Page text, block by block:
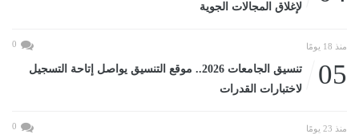
لإغلاق المجالات الجوية
منذ 18 يومًا 0
05
تنسيق الجامعات 2026.. موقع التنسيق يواصل إتاحة التسجيل
لاختبارات القدرات
منذ 23 يومًا 0